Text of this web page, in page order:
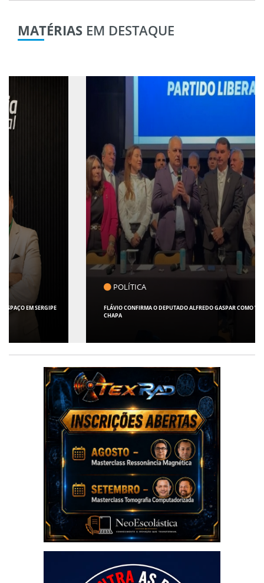
MATÉRIAS EM DESTAQUE
FLÁVIO CONFIRMA O DEPUTADO ALFREDO GASPAR COMO VICE EM SUA